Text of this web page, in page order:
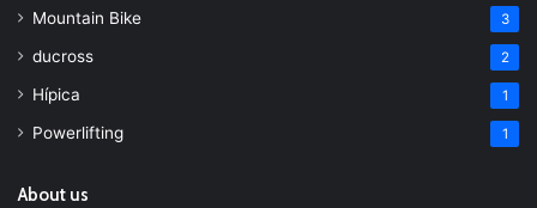
Mountain Bike 3
ducross 2
Hípica 1
Powerlifting 1
About us